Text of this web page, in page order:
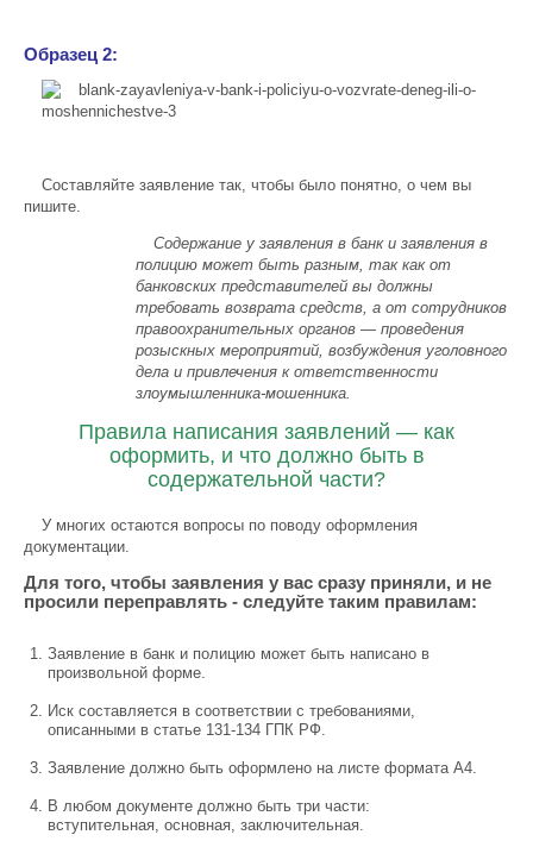
Образец 2:
Составляйте заявление так, чтобы было понятно, о чем вы
пишите.
Содержание у заявления в банк и заявления в
полицию может быть разным, так как от
банковских представителей вы должны
требовать возврата средств, а от сотрудников
правоохранительных органов — проведения
розыскных мероприятий, возбуждения уголовного
дела и привлечения к ответственности
злоумышленника-мошенника.
Правила написания заявлений — как
оформить, и что должно быть в
содержательной части?
У многих остаются вопросы по поводу оформления
документации.
Для того, чтобы заявления у вас сразу приняли, и не
просили переправлять - следуйте таким правилам:
Заявление в банк и полицию может быть написано в
произвольной форме.
Иск составляется в соответствии с требованиями,
описанными в статье 131-134 ГПК РФ.
Заявление должно быть оформлено на листе формата А4.
В любом документе должно быть три части:
вступительная, основная, заключительная.